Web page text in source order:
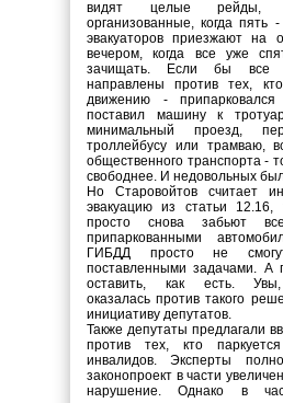
видят целые рейды,
организованные, когда пять
эвакуаторов приезжают на
вечером, когда все уже
зачищать. Если бы все
направлены против тех,
движению -
поставил машину к
минимальный проезд,
троллейбусу или трамваю,
общественного транспорта -
свободнее. И недовольных
Но Старовойтов считает
эвакуацию из статьи 12.16,
просто снова забьют
припаркованными
ГИБДД просто не
поставленными задачами. А
оставить, как есть. Увы,
оказалась против такого
инициативу депутатов.
Также депутаты предлагали
против тех, кто
инвалидов. Эксперты
законопроект в части
нарушение. Однако в